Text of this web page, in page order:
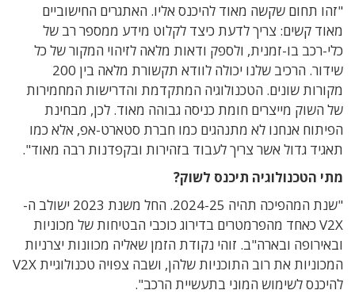
"זהו תחום שקשה מאוד להיכנס אליו. האתגרים החישוביים
מאוד קשים: צריך לדעת כיצד לקלוט מידע ממספר רב של
כלי-רכב בו-זמנית, ולספק ודאות מלאה לזיהוי המקור של כל
שידור. הרכיב שלנו יכולה לוודא תקשורת מלאה בין 200
מקורות שונים. הטכנולוגיה המתקדמת והדרישות המחמירות
של השוק מייצרים חומת כניסה גבוהה מאוד. לכן, מבחינת
הפיתוח אנחנו לא מתנהגים כמו חברת סטארט-אפ, אלא כמו
תאגיד גדול אשר צריך לעבוד בזהירות ובקפדנות רבה מאוד".
מתי הטכנולוגיה תיכנס לשוק?
"שנת המהפיכה תהיה 2024-25. החל משנת 2023 ישולב ה-
V2X כאחד מהפרמטרים בדירוג כוכבי הבטיחות של מכוניות
ובאירופה ובארה"ב. זוהי נקודת הזמן שאליה מכוונות יצרניות
המכוניות את רוב התוכניות שלהן, ושבה צפויה טכנולוגיית V2X
להיכנס לשימוש המוני בתעשיית הרכב".